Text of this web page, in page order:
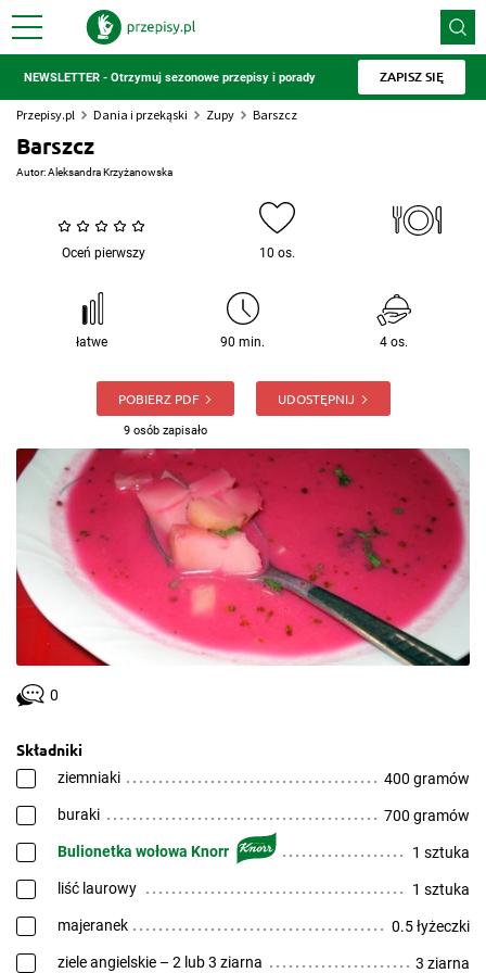
NEWSLETTER - Otrzymuj sezonowe przepisy i porady ZAPISZ SIĘ
Przepisy.pl Dania i przekąski Zupy Barszcz
Barszcz
Autor:Aleksandra Krzyżanowska
Oceń pierwszy 10 os.
łatwe 90 min. 4 os.
POBIERZ PDF
9 osób zapisało
UDOSTĘPNIJ
0
Składniki
ziemniaki 400 gramów
buraki 700 gramów
Bulionetka wołowa Knorr 1 sztuka
liść laurowy 1 sztuka
majeranek 0.5 łyżeczki
ziele angielskie – 2 lub 3 ziarna 3 ziarna